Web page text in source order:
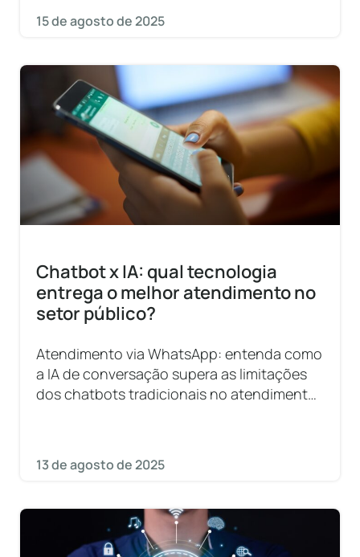
15 de agosto de 2025
Chatbot x IA: qual tecnologia
entrega o melhor atendimento no
setor público?
Atendimento via WhatsApp: entenda como
a IA de conversação supera as limitações
dos chatbots tradicionais no atendimento
13 de agosto de 2025